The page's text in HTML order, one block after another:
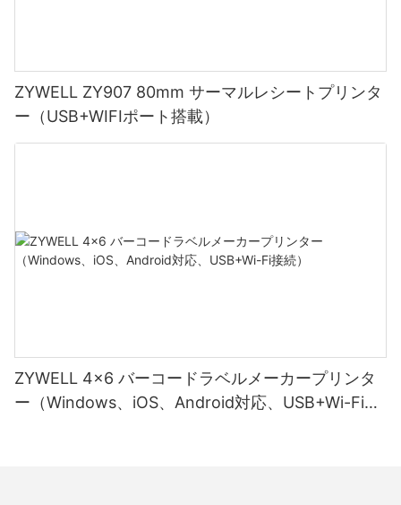
ZYWELL ZY907 80mm サーマルレシートプリンタ
ー（USB+WIFIポート搭載）
ZYWELL 4x6 バーコードラベルメーカープリンタ
ー（Windows、iOS、Android対応、USB+Wi-Fi接